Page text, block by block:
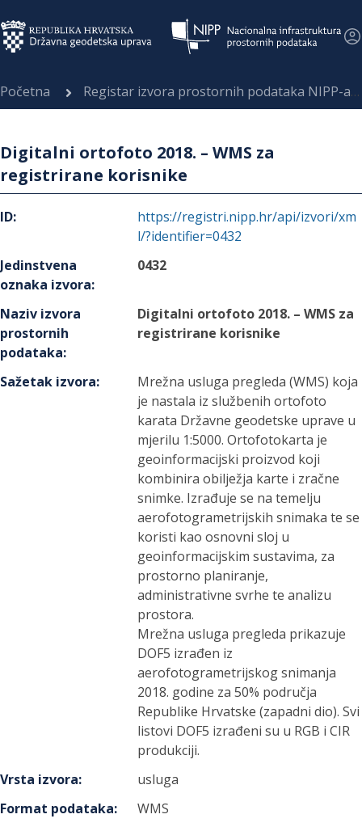
Početna Registar izvora prostornih podataka NIPP-a
Digitalni ortofoto 2018. – WMS za
registrirane korisnike
ID:
https://registri.nipp.hr/api/izvori/xm
l/?identifier=0432
Jedinstvena
oznaka izvora:
0432
Naziv izvora
prostornih
podataka:
Digitalni ortofoto 2018. – WMS za
registrirane korisnike
Sažetak izvora:
Mrežna usluga pregleda (WMS) koja
je nastala iz službenih ortofoto
karata Državne geodetske uprave u
mjerilu 1:5000. Ortofotokarta je
geoinformacijski proizvod koji
kombinira obilježja karte i zračne
snimke. Izrađuje se na temelju
aerofotogrametrijskih snimaka te se
koristi kao osnovni sloj u
geoinformacijskim sustavima, za
prostorno planiranje,
administrativne svrhe te analizu
prostora.
Mrežna usluga pregleda prikazuje
DOF5 izrađen iz
aerofotogrametrijskog snimanja
2018. godine za 50% područja
Republike Hrvatske (zapadni dio). Svi
listovi DOF5 izrađeni su u RGB i CIR
produkciji.
Vrsta izvora:
usluga
Format podataka:
WMS